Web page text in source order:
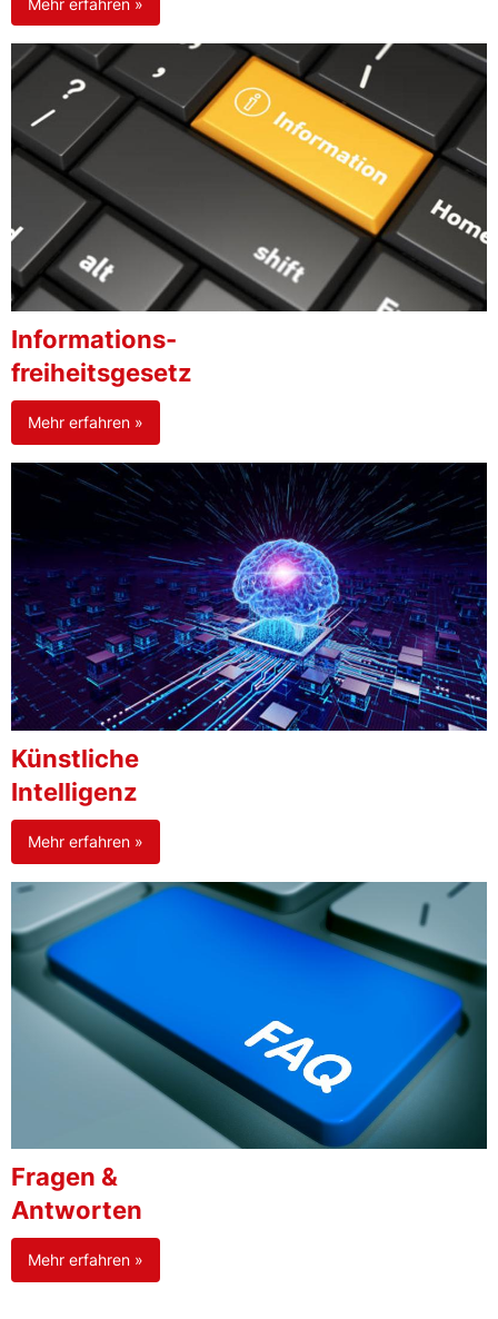
Informations-
freiheitsgesetz
Mehr erfahren »
Künstliche
Intelligenz
Mehr erfahren »
Fragen &
Antworten
Mehr erfahren »